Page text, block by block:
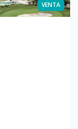
VENTA